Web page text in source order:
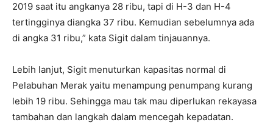
2019 saat itu angkanya 28 ribu, tapi di H-3 dan H-4
tertingginya diangka 37 ribu. Kemudian sebelumnya ada
di angka 31 ribu,” kata Sigit dalam tinjauannya.
Lebih lanjut, Sigit menuturkan kapasitas normal di
Pelabuhan Merak yaitu menampung penumpang kurang
lebih 19 ribu. Sehingga mau tak mau diperlukan rekayasa
tambahan dan langkah dalam mencegah kepadatan.